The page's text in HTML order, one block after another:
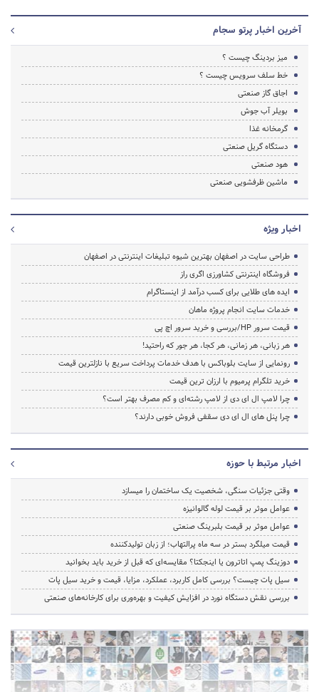
آخرین اخبار پرتو سجام
میز بردینگ چیست ؟
خط سلف سرویس چیست ؟
اجاق گاز صنعتی
بویلر آب جوش
گرمخانه غذا
دستگاه گریل صنعتی
هود صنعتی
ماشین ظرفشویی صنعتی
اخبار ویژه
طراحی سایت در اصفهان بهترین شیوه تبلیغات اینترنتی در اصفهان
فروشگاه اینترنتی کشاورزی اگری راز
ایده های طلایی برای کسب درآمد از اینستاگرام
خدمات سایت انجام پروژه ماهان
قیمت سرور HP/بررسی و خرید سرور اچ پی
هر زبانی، هر زمانی، هر کجا، هر جور که راحتید!
رونمایی از سایت بلوباکس با هدف خدمات پرداخت سریع با نازلترین قیمت
خرید تلگرام پرمیوم با ارزان ترین قیمت
چرا لامپ ال ای دی از لامپ رشته‌ای و کم مصرف بهتر است؟
چرا پنل های ال ای دی سقفی فروش خوبی دارند؟
اخبار مرتبط با حوزه
وقتی جزئیات سنگی، شخصیت یک ساختمان را میسازد
عوامل موثر بر قیمت لوله گالوانیزه
عوامل موثر بر قیمت بلبرینگ صنعتی
قیمت میلگرد بستر در سه ماه پرالتهاب؛ از زبان تولیدکننده
دوزینگ پمپ اتاترون یا اینجکتا؟ مقایسه‌ای که قبل از خرید باید بخوانید
سیل پات چیست؟ بررسی کامل کاربرد، عملکرد، مزایا، قیمت و خرید سیل پات
بررسی نقش دستگاه نورد در افزایش کیفیت و بهره‌وری برای کارخانه‌های صنعتی